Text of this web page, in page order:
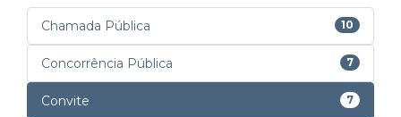
Chamada Pública 10
Concorrência Pública 7
Convite 7